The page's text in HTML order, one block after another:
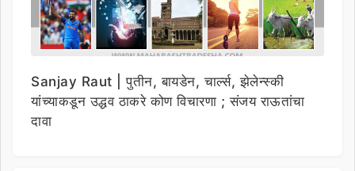
Sanjay Raut | पुतीन, बायडेन, चार्ल्स, झेलेन्स्की
यांच्याकडून उद्धव ठाकरे कोण विचारणा ; संजय राऊतांचा
दावा